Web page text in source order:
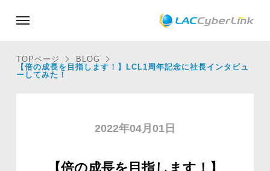
TOPページ
BLOG
【倍の成長を目指します！】LCL1周年記念に社長インタビュ
ーしてみた！
2022年04月01日
【倍の成長を目指します！】